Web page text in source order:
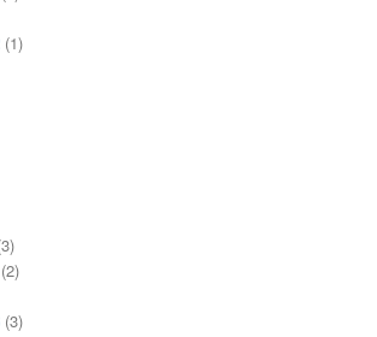
(1)
(2)
(3)